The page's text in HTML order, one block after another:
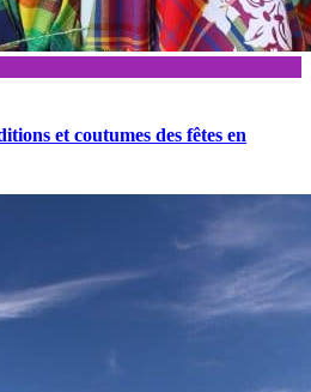
et coutumes des fêtes en